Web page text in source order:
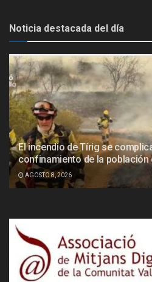
Noticia destacada del día
El incendio de Tírig se
confinamiento de la población
AGOSTO 8, 2026